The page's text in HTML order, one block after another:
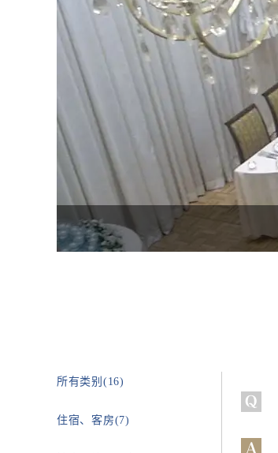
所有类别(16)
住宿、客房(7)